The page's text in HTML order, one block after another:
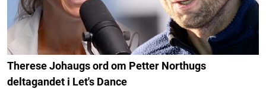
Therese Johaugs ord om Petter Northugs
deltagandet i Let's Dance